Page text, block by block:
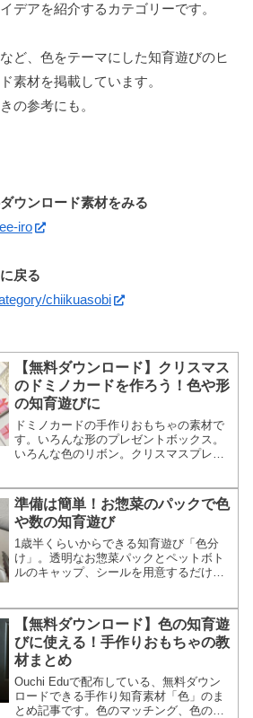
デアを紹介するカテゴリーです。
ど、色をテーマにした知育遊びのヒ
素材を掲載しています。
の参考にも。
ウンロード素材をみる
iro
戻る
chiikuasobi
【無料ダウンロード】クリスマス
のドミノカードを作ろう！色や形
の知育遊びに
ドミノカードの手作りおもちゃの素材で
す。いろんな形のプレゼントボックス。
いろんな色のリボン。クリスマスプレゼ
準備は簡単！お惣菜のパックで色
や数の知育遊び
1歳半くらいからできる知育遊び「色分
け」。透明なお惣菜パックとペットボト
ルのキャップ、シールを用意するだけで
うちで簡単に取り入れられる知育アイデ
アです。
【無料ダウンロード】色の知育遊
びに使える！手作りおもちゃの教
材まとめ
Ouchi Eduで配布している、無料ダウン
ロードできる手作り知育素材「色」のま
とめ記事です。色のマッチング、色の分